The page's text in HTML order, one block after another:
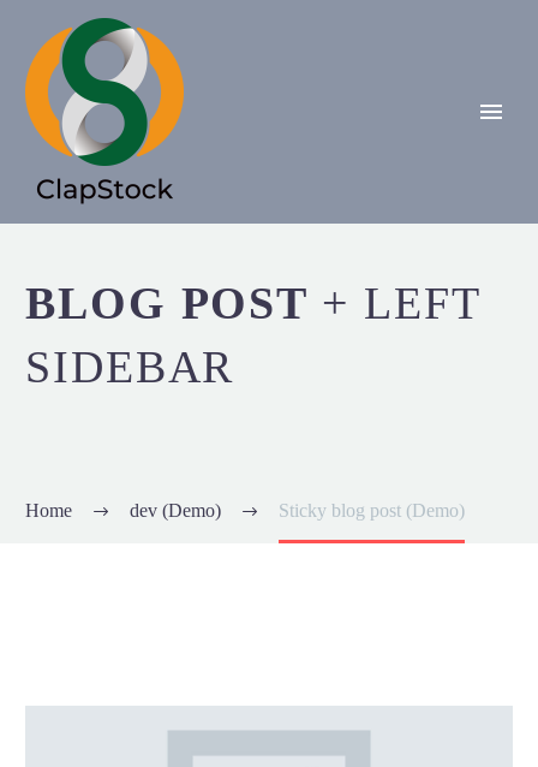
BLOG POST + LEFT
SIDEBAR
Home dev (Demo) Sticky blog post (Demo)